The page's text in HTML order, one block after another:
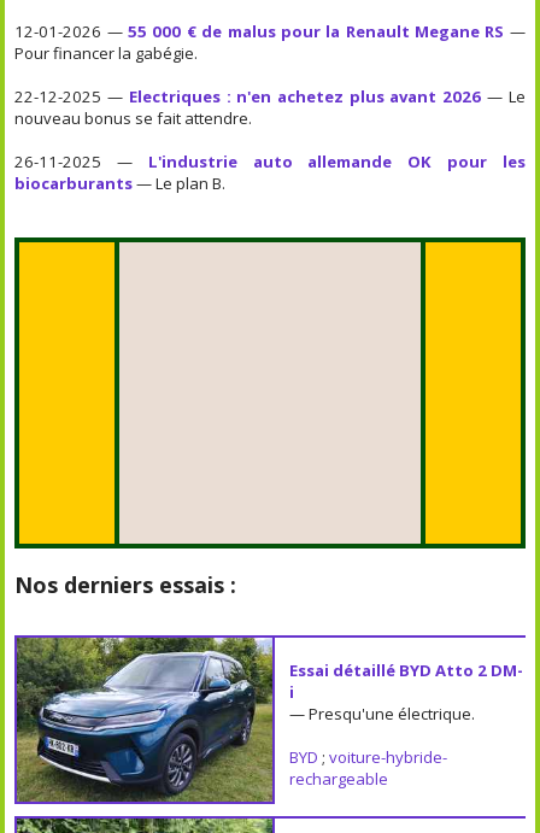
12-01-2026 —55 000 € de malus pour la Renault Megane RS —
Pour financer la gabégie.
22-12-2025 — Electriques : n'en achetez plus avant 2026 — Le
nouveau bonus se fait attendre.
26-11-2025 — L'industrie auto allemande OK pour les
biocarburants— Le plan B.
Nos derniers essais :
Essai détaillé BYD Atto 2 DM-
i
— Presqu'une électrique.
BYD ; voiture-hybride-
rechargeable